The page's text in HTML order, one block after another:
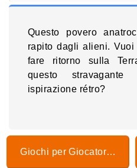
Questo povero
rapito dagli alieni.
fare ritorno sulla
questo
ispirazione rétro?
Giochi per Giocatore Singolo